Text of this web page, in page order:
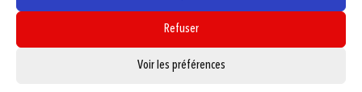
Refuser
Voir les préférences
Politique de cookies
Mentions légales
SUIVEZ NOUS